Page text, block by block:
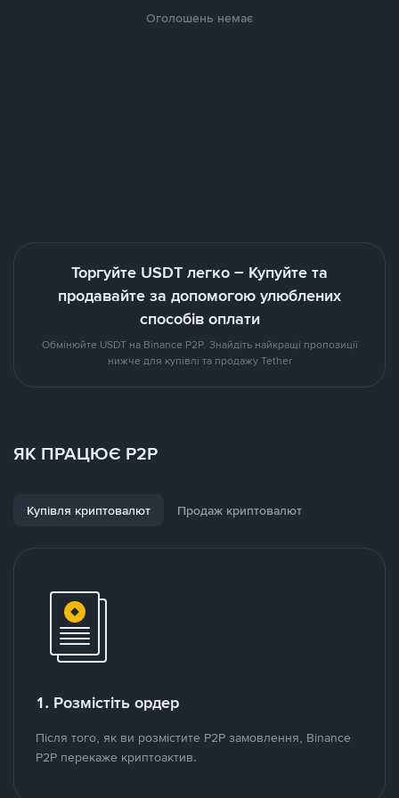
Оголошень немає
Торгуйте USDT легко – Купуйте та
продавайте за допомогою улюблених
способів оплати
Обмінюйте USDT на Binance P2P. Знайдіть найкращі пропозиції
нижче для купівлі та продажу Tether
ЯК ПРАЦЮЄ P2P
Купівля криптовалют Продаж криптовалют
1. Розмістіть ордер
Після того, як ви розмістите P2P замовлення, Binance
P2P перекаже криптоактив.